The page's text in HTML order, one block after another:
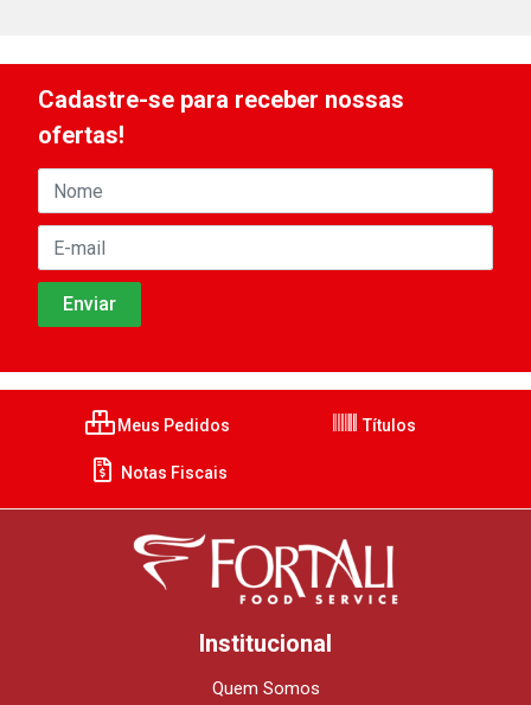
Cadastre-se para receber nossas
ofertas!
Meus Pedidos Títulos
Notas Fiscais
Institucional
Quem Somos